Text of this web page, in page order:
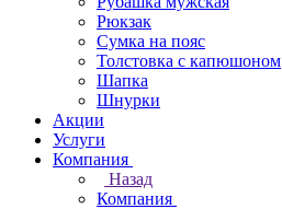
Рюкзак
Сумка на пояс
Толстовка с капюшоном
Шапка
Шнурки
Акции
Услуги
Компания
Назад
Компания